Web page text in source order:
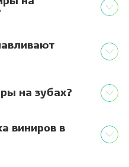
на зубах?
виниров в